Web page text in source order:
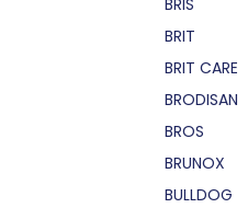
BRIS
BRIT
BRIT CARE
BRODISAN
BROS
BRUNOX
BULLDOG